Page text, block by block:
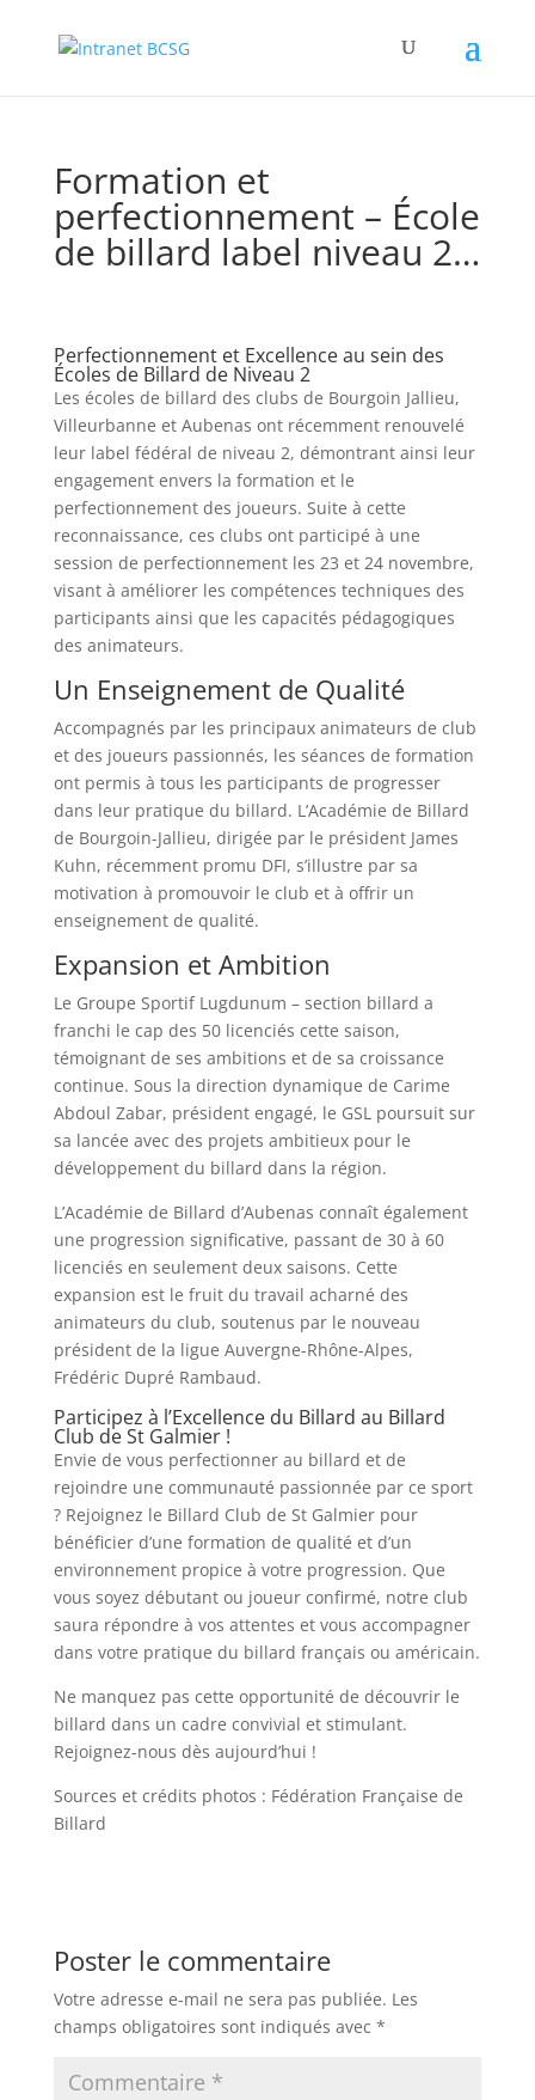
Formation et
perfectionnement – École
de billard label niveau 2…
Perfectionnement et Excellence au sein des
Écoles de Billard de Niveau 2
Les écoles de billard des clubs de Bourgoin Jallieu,
Villeurbanne et Aubenas ont récemment renouvelé
leur label fédéral de niveau 2, démontrant ainsi leur
engagement envers la formation et le
perfectionnement des joueurs. Suite à cette
reconnaissance, ces clubs ont participé à une
session de perfectionnement les 23 et 24 novembre,
visant à améliorer les compétences techniques des
participants ainsi que les capacités pédagogiques
des animateurs.
Un Enseignement de Qualité
Accompagnés par les principaux animateurs de club
et des joueurs passionnés, les séances de formation
ont permis à tous les participants de progresser
dans leur pratique du billard. L’Académie de Billard
de Bourgoin-Jallieu, dirigée par le président James
Kuhn, récemment promu DFI, s’illustre par sa
motivation à promouvoir le club et à offrir un
enseignement de qualité.
Expansion et Ambition
Le Groupe Sportif Lugdunum – section billard a
franchi le cap des 50 licenciés cette saison,
témoignant de ses ambitions et de sa croissance
continue. Sous la direction dynamique de Carime
Abdoul Zabar, président engagé, le GSL poursuit sur
sa lancée avec des projets ambitieux pour le
développement du billard dans la région.
L’Académie de Billard d’Aubenas connaît également
une progression significative, passant de 30 à 60
licenciés en seulement deux saisons. Cette
expansion est le fruit du travail acharné des
animateurs du club, soutenus par le nouveau
président de la ligue Auvergne-Rhône-Alpes,
Frédéric Dupré Rambaud.
Participez à l’Excellence du Billard au Billard
Club de St Galmier !
Envie de vous perfectionner au billard et de
rejoindre une communauté passionnée par ce sport
? Rejoignez le Billard Club de St Galmier pour
bénéficier d’une formation de qualité et d’un
environnement propice à votre progression. Que
vous soyez débutant ou joueur confirmé, notre club
saura répondre à vos attentes et vous accompagner
dans votre pratique du billard français ou américain.
Ne manquez pas cette opportunité de découvrir le
billard dans un cadre convivial et stimulant.
Rejoignez-nous dès aujourd’hui !
Sources et crédits photos : Fédération Française de
Billard
Poster le commentaire
Votre adresse e-mail ne sera pas publiée. Les
champs obligatoires sont indiqués avec *